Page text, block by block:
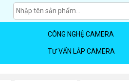
CÔNG NGHỆ CAMERA
TƯ VẤN LẮP CAMERA